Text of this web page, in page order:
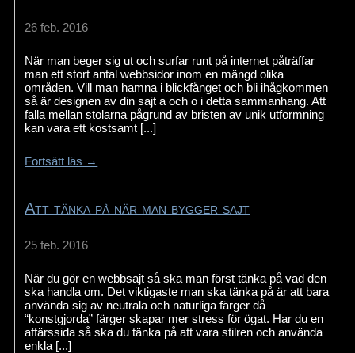
26 feb. 2016
När man beger sig ut och surfar runt på internet påträffar
man ett stort antal webbsidor inom en mängd olika
områden. Vill man hamna i blickfånget och bli ihågkommen
så är designen av din sajt a och o i detta sammanhang. Att
falla mellan stolarna pågrund av bristen av unik utformning
kan vara ett kostsamt [...]
Fortsätt läs →
Att tänka på när man bygger sajt
25 feb. 2016
När du gör en webbsajt så ska man först tänka på vad den
ska handla om. Det viktigaste man ska tänka på är att bara
använda sig av neutrala och naturliga färger då
“konstgjorda” färger skapar mer stress för ögat. Har du en
affärssida så ska du tänka på att vara stilren och använda
enkla [...]